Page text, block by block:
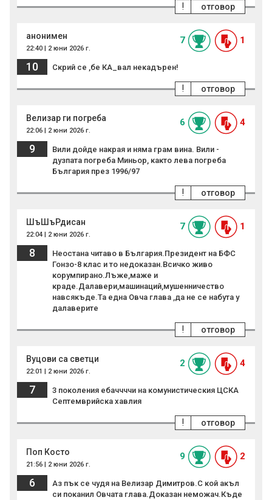
отговор
!
анонимен
22:40 | 2 юни 2026 г.
7 1
10 Скрий се ,бе КА_вал некадърен!
отговор
!
Велизар ги погреба
22:06 | 2 юни 2026 г.
6 4
9
Вили дойде накрая и няма грам вина. Вили -
дузпата погреба Миньор, както лева погреба
България през 1996/97
отговор
!
ШъШъРдисан
22:04 | 2 юни 2026 г.
7 1
8
Неостана читаво в България.Президент на БФС
Гонзо-8 клас и то недоказан.Всичко живо
корумпирано.Лъже,маже и
краде.Далавери,машинаций,мушенничество
навсякъде.Та една Овча глава ,да не се набута у
далаверите
отговор
!
Вуцови са светци
22:01 | 2 юни 2026 г.
2 4
7
3 поколения ебаччччи на комунистическия ЦСКА
Септемврийска хавлия
отговор
!
Поп Косто
21:56 | 2 юни 2026 г.
9 2
6
Аз пък се чудя на Велизар Димитров.С кой акъл
си поканил Овчата глава.Доказан неможач.Къде